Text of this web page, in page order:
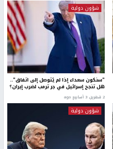
شؤون دولية
"سنكون سعداء إذا لم يُتوصل إلى اتفاق"..
هل تنجح إسرائيل في جر ترمب لضرب إيران؟
2 شهرين، 3 أسابيع ago
شؤون دولية